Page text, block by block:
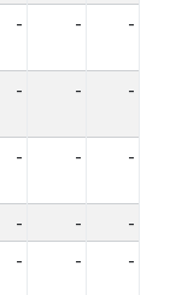
- - -
- - -
- - -
- -
-
- - -